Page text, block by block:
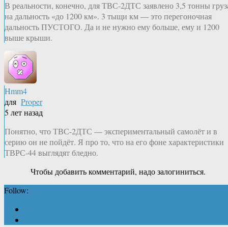
В реальности, конечно, для ТВС-2ДТС заявлено 3,5 тонны
на дальность «до 1200 км». 3 тыщи км — это перегоночная
дальность ПУСТОГО. Да и не нужно ему больше, ему и 1200
выше крыши.
Hmm4
для Proper
5 лет назад
Понятно, что ТВС-2ДТС — экспериментальный самолёт и в
серию он не пойдёт. Я про то, что на его фоне характеристики
ТВРС-44 выглядят бледно.
Чтобы добавить комментарий, надо залогиниться.
Follow: